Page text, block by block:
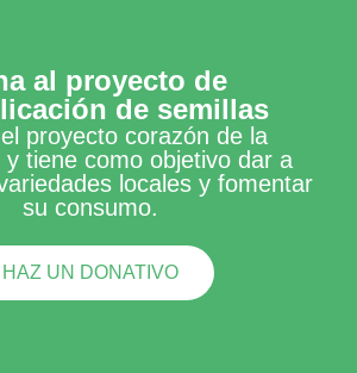
al proyecto de
de semillas
proyecto corazón de la
y tiene como objetivo dar a
locales y fomentar
su consumo.
HAZ UN DONATIVO